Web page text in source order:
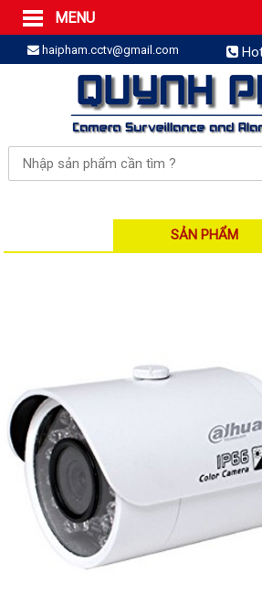
MENU
Trang Chủ
Sản phẩm
SẢN PHẨM TRỌN GÓI
LẮP BÁO TRỘM TRỌN GÓI
LẮP CAMERA TRỌN GÓI
Camera IP
Camera IP KBVISION
Camera IP HIKVISION
Đầu ghi IP HIKVISION
Đầu ghi IP KBVISION
Đầu ghi IP HDParagon
Đầu ghi IP Dahua
Đầu ghi IP Visionhitech
Camera Analog
Camera HIKVISION
haipham.cctv@gmail.com
SẢN PHẨM